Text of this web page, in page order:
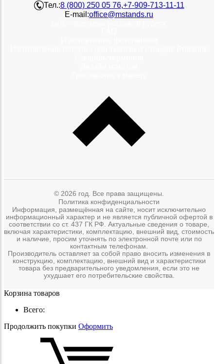
Тел.:8 (800) 250 05 76,+7-909-713-11-11
E-mail:office@mstands.ru
© 2026 год. Все права защищены.
Политика конфиденциальности
Информация, размещённая на сайте, носит исключительно
информационный характер и не является публичной офертой в
соответствии со ст. 437 ГК РФ. Актуальные сведения о товаре,
включая характеристики, комплектацию, внешний вид, стоимость
и наличие, просим уточнять по электронной почте или по
контактным телефонам.
Производитель оставляет за собой право вносить изменения в
конструкцию, комплектацию, внешний вид и характеристики
товара без предварительного уведомления, если это не
ухудшает его потребительские свойства.
Корзина товаров
Всего:
Продолжить покупки Оформить